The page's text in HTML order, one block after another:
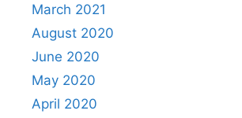
March 2021
August 2020
June 2020
May 2020
April 2020